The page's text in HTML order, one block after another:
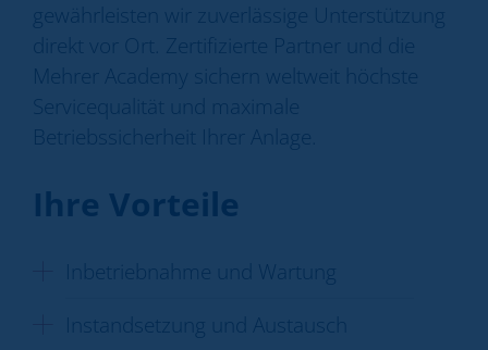
gewährleisten wir zuverlässige Unterstützung
direkt vor Ort. Zertifizierte Partner und die
Mehrer Academy sichern weltweit höchste
Servicequalität und maximale
Betriebssicherheit Ihrer Anlage.
Ihre Vorteile
Inbetriebnahme und Wartung
Instandsetzung und Austausch